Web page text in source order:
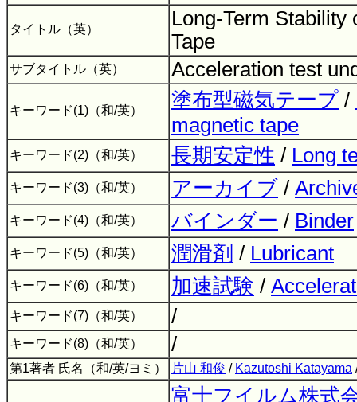
タイトル（英）
Long-Term Stability
Tape
サブタイトル（英） Acceleration test
キーワード(1)（和/英） 塗布型磁気テープ /
magnetic tape
キーワード(2)（和/英） 長期安定性 / Long
キーワード(3)（和/英） アーカイブ /
キーワード(4)（和/英） バインダー / Binder
キーワード(5)（和/英） 潤滑剤 / Lubricant
キーワード(6)（和/英） 加速試験 /
キーワード(7)（和/英） /
キーワード(8)（和/英） /
第1著者 氏名（和/英/ヨミ） 片山 和俊 / Kazutoshi Katayama
富士フイルム株式